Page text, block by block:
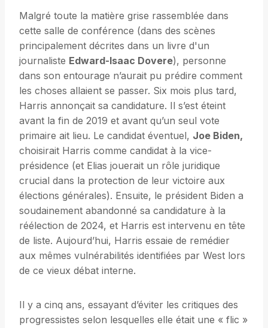
Malgré toute la matière grise rassemblée dans
cette salle de conférence (dans des scènes
principalement décrites dans un livre d'un
journaliste Edward-Isaac Dovere), personne
dans son entourage n’aurait pu prédire comment
les choses allaient se passer. Six mois plus tard,
Harris annonçait sa candidature. Il s’est éteint
avant la fin de 2019 et avant qu’un seul vote
primaire ait lieu. Le candidat éventuel, Joe Biden,
choisirait Harris comme candidat à la vice-
présidence (et Elias jouerait un rôle juridique
crucial dans la protection de leur victoire aux
élections générales). Ensuite, le président Biden a
soudainement abandonné sa candidature à la
réélection de 2024, et Harris est intervenu en tête
de liste. Aujourd’hui, Harris essaie de remédier
aux mêmes vulnérabilités identifiées par West lors
de ce vieux débat interne.
Il y a cinq ans, essayant d’éviter les critiques des
progressistes selon lesquelles elle était une « flic »